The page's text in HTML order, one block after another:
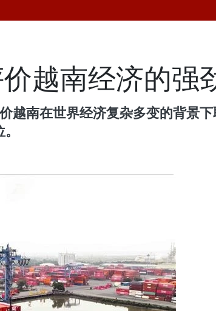
越南经济的强
越南在世界经济复杂多变的背景